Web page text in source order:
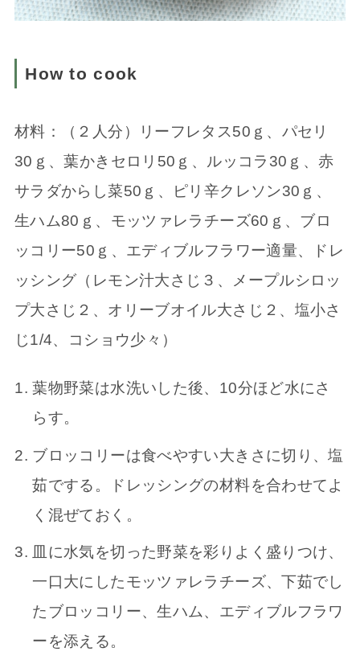
How to cook
材料：（２人分）リーフレタス50ｇ、パセリ
30ｇ、葉かきセロリ50ｇ、ルッコラ30ｇ、赤
サラダからし菜50ｇ、ピリ辛クレソン30ｇ、
生ハム80ｇ、モッツァレラチーズ60ｇ、ブロ
ッコリー50ｇ、エディブルフラワー適量、ドレ
ッシング（レモン汁大さじ３、メープルシロッ
プ大さじ２、オリーブオイル大さじ２、塩小さ
じ1/4、コショウ少々）
葉物野菜は水洗いした後、10分ほど水にさ
らす。
ブロッコリーは食べやすい大きさに切り、塩
茹でする。ドレッシングの材料を合わせてよ
く混ぜておく。
皿に水気を切った野菜を彩りよく盛りつけ、
一口大にしたモッツァレラチーズ、下茹でし
たブロッコリー、生ハム、エディブルフラワ
ーを添える。